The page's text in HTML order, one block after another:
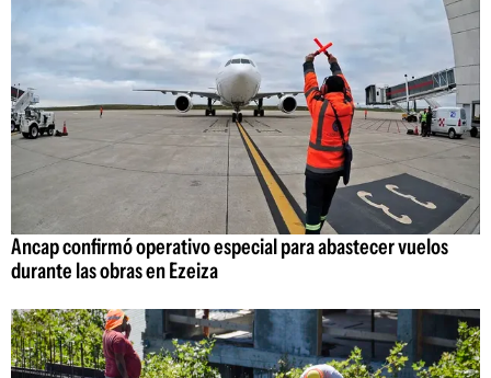
Ancap confirmó operativo especial para abastecer vuelos
durante las obras en Ezeiza